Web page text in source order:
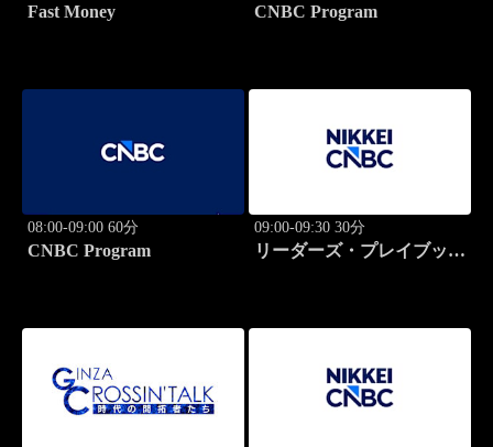
Fast Money CNBC Program
08:00-09:00 60分
CNBC Program
09:00-09:30 30分
リーダーズ・プレイブック